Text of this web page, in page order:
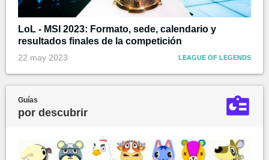
LoL - MSI 2023: Formato, sede, calendario y
resultados finales de la competición
22 may 2023 LEAGUE OF LEGENDS
Guías
por descubrir